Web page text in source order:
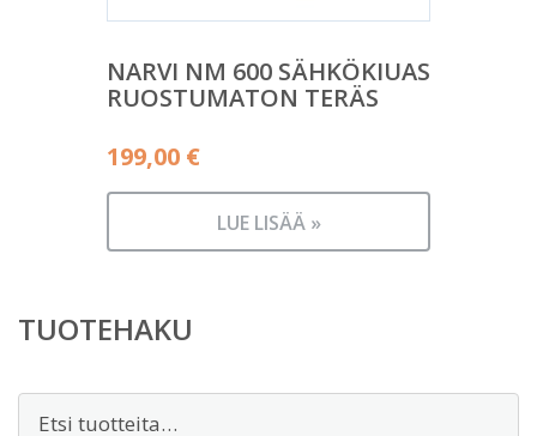
NARVI NM 600 SÄHKÖKIUAS
RUOSTUMATON TERÄS
199,00 €
LUE LISÄÄ »
TUOTEHAKU